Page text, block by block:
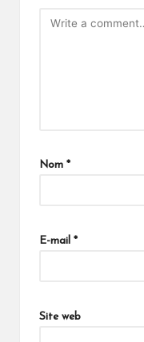
Nom *
E-mail *
Site web